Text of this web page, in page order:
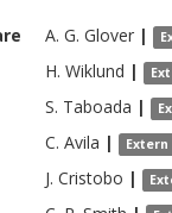
A. G. Glover |
H. Wiklund |
S. Taboada |
C. Avila | Extern
J. Cristobo |